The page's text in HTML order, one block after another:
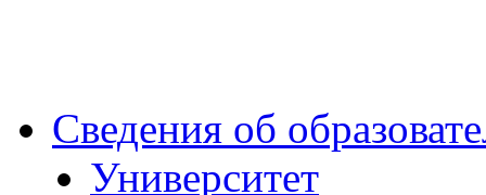
Сведения об
Университет